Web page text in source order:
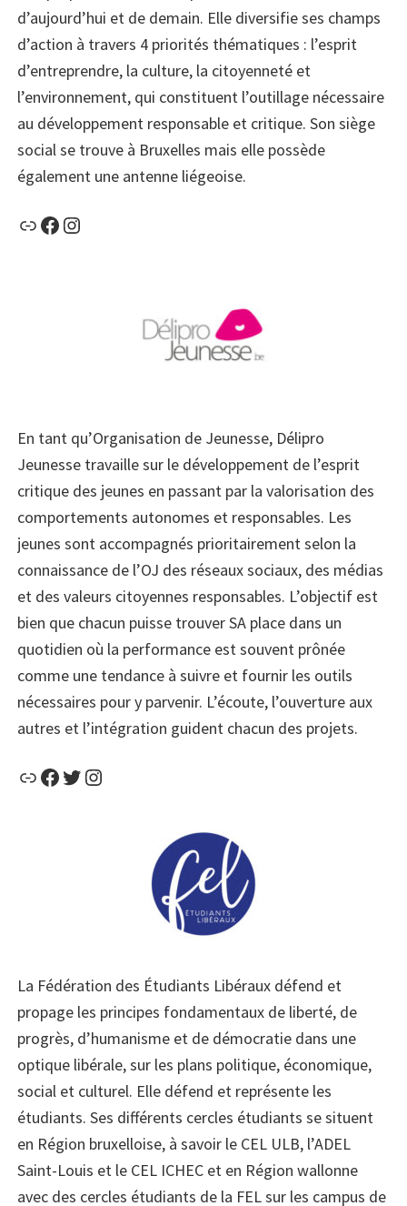
d’aujourd’hui et de demain. Elle diversifie ses champs
d’action à travers 4 priorités thématiques : l’esprit
d’entreprendre, la culture, la citoyenneté et
l’environnement, qui constituent l’outillage nécessaire
au développement responsable et critique. Son siège
social se trouve à Bruxelles mais elle possède
également une antenne liégeoise.
LienFacebook
Instagram
En tant qu’Organisation de Jeunesse, Délipro
Jeunesse travaille sur le développement de l’esprit
critique des jeunes en passant par la valorisation des
comportements autonomes et responsables. Les
jeunes sont accompagnés prioritairement selon la
connaissance de l’OJ des réseaux sociaux, des médias
et des valeurs citoyennes responsables. L’objectif est
bien que chacun puisse trouver SA place dans un
quotidien où la performance est souvent prônée
comme une tendance à suivre et fournir les outils
nécessaires pour y parvenir. L’écoute, l’ouverture aux
autres et l’intégration guident chacun des projets.
LienFacebook
Twitter
Instagram
La Fédération des Étudiants Libéraux défend et
propage les principes fondamentaux de liberté, de
progrès, d’humanisme et de démocratie dans une
optique libérale, sur les plans politique, économique,
social et culturel. Elle défend et représente les
étudiants. Ses différents cercles étudiants se situent
en Région bruxelloise, à savoir le CEL ULB, l’ADEL
Saint-Louis et le CEL ICHEC et en Région wallonne
avec des cercles étu­diants de la FEL sur les campus de